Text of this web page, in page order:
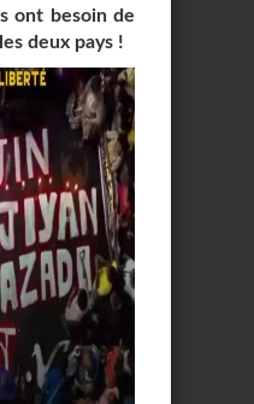
ont besoin de
deux pays !